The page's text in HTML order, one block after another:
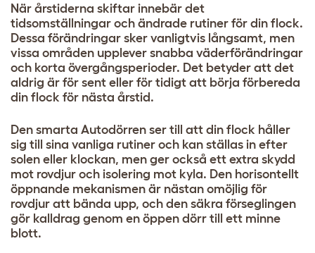
När årstiderna skiftar innebär det
tidsomställningar och ändrade rutiner för din flock.
Dessa förändringar sker vanligtvis långsamt, men
vissa områden upplever snabba väderförändringar
och korta övergångsperioder. Det betyder att det
aldrig är för sent eller för tidigt att börja förbereda
din flock för nästa årstid.
Den smarta Autodörren ser till att din flock håller
sig till sina vanliga rutiner och kan ställas in efter
solen eller klockan, men ger också ett extra skydd
mot rovdjur och isolering mot kyla. Den horisontellt
öppnande mekanismen är nästan omöjlig för
rovdjur att bända upp, och den säkra förseglingen
gör kalldrag genom en öppen dörr till ett minne
blott.